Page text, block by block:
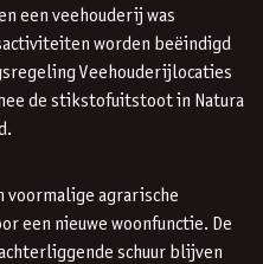
een veehouderij was
worden beëindigd
Veehouderijlocaties
de stikstofuitstoot in Natura
voormalige agrarische
een nieuwe woonfunctie. De
schuur blijven